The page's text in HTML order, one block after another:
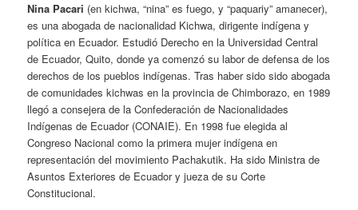
Nina Pacari (en kichwa, “nina” es fuego, y “paquariy” amanecer),
es una abogada de nacionalidad Kichwa, dirigente indígena y
política en Ecuador. Estudió Derecho en la Universidad Central
de Ecuador, Quito, donde ya comenzó su labor de defensa de los
derechos de los pueblos indígenas. Tras haber sido sido abogada
de comunidades kichwas en la provincia de Chimborazo, en 1989
llegó a consejera de la Confederación de Nacionalidades
Indígenas de Ecuador (CONAIE). En 1998 fue elegida al
Congreso Nacional como la primera mujer indígena en
representación del movimiento Pachakutik. Ha sido Ministra de
Asuntos Exteriores de Ecuador y jueza de su Corte
Constitucional.